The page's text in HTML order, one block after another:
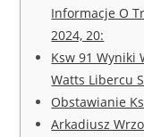
Informacje O
2024, 20:
Ksw 91 Wyniki
Watts Libercu
Obstawianie
Arkadiusz